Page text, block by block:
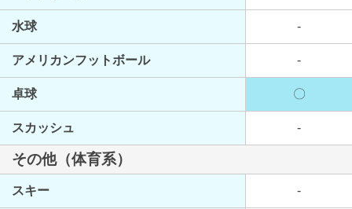
水球 -
アメリカンフットボール -
卓球 〇
スカッシュ -
その他（体育系）
スキー -